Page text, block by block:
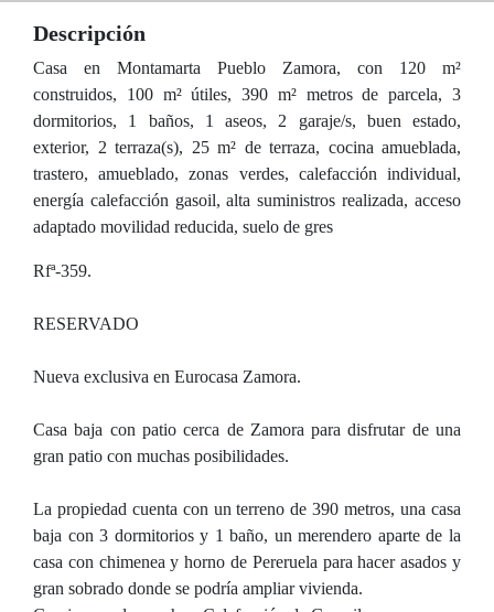
Descripción
Casa en Montamarta Pueblo Zamora, con 120 m²
construidos, 100 m² útiles, 390 m² metros de parcela, 3
dormitorios, 1 baños, 1 aseos, 2 garaje/s, buen estado,
exterior, 2 terraza(s), 25 m² de terraza, cocina amueblada,
trastero, amueblado, zonas verdes, calefacción individual,
energía calefacción gasoil, alta suministros realizada, acceso
adaptado movilidad reducida, suelo de gres
Rfª-359.
RESERVADO
Nueva exclusiva en Eurocasa Zamora.
Casa baja con patio cerca de Zamora para disfrutar de una
gran patio con muchas posibilidades.
La propiedad cuenta con un terreno de 390 metros, una casa
baja con 3 dormitorios y 1 baño, un merendero aparte de la
casa con chimenea y horno de Pereruela para hacer asados y
gran sobrado donde se podría ampliar vivienda.